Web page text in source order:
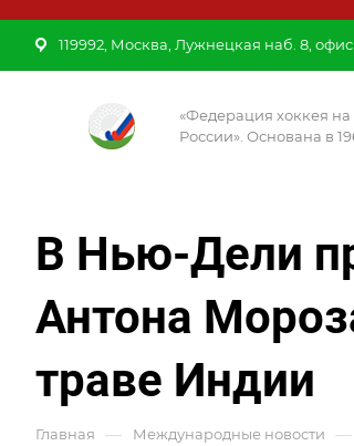
119992, Москва, Лужнецкая наб. 8,
«Федерация хоккея на
России». Основана в
В Нью-Дели
Антона
траве Индии
Главная — Международные новости —